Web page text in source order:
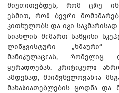
მიუთითებდეს, რომ ცრუ
ესმით, რომ ბევრი
კითხულობს და იგი
სიახლის მიმართ საწყისი
ლინგვისტური „ხმაური“
მანიპულაციას, რომელიც
ყურადღებას, კრიტიკული
ამდენად, მნიშვნელოვანია
მახასიათებლების ცოდნა და